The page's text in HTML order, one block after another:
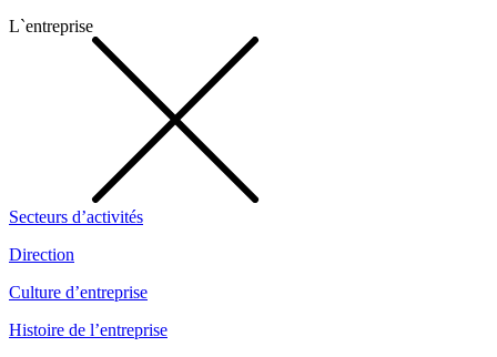
L`entreprise
Secteurs d’activités
Direction
Culture d’entreprise
Histoire de l’entreprise